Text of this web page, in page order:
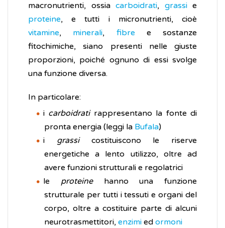
macronutrienti, ossia carboidrati, grassie
proteine, e tutti i micronutrienti, cioè
vitamine, minerali, fibre e sostanze
fitochimiche, siano presenti nelle giuste
proporzioni, poiché ognuno di essi svolge
una funzione diversa.
In particolare:
i carboidratirappresentano la fonte di
pronta energia (leggi la Bufala)
i grassicostituiscono le riserve
energetiche a lento utilizzo, oltre ad
avere funzioni strutturali e regolatrici
le proteinehanno una funzione
strutturale per tutti i tessuti e organi del
corpo, oltre a costituire parte di alcuni
neurotrasmettitori, enzimi ed ormoni